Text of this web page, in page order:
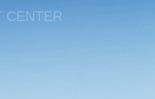
CENTER